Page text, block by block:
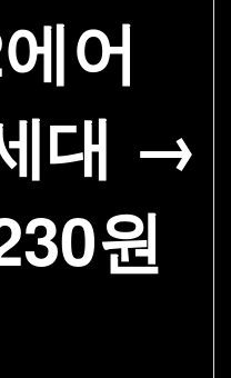
어
대 →
원